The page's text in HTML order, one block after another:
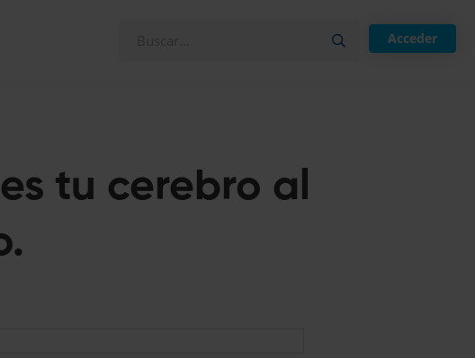
Acceder
tu cerebro al